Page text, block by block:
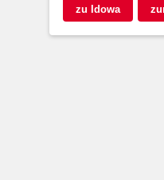
zu Idowa